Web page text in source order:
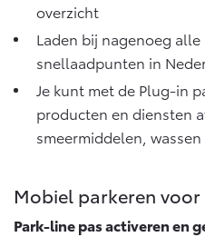
overzicht
Laden bij nagenoeg
snellaadpunten in
Je kunt met de Plug-in
producten en diensten
smeermiddelen,
Mobiel parkeren
Park-line pas activeren en